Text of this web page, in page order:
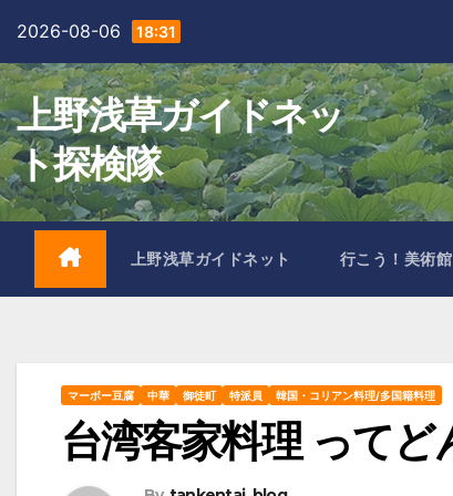
content
2026-08-06 18:31
上野浅草ガイドネッ
ト探検隊
上野浅草ガイドネット 行こう！美術
マーボー豆腐 中華 御徒町 特派員 韓国・コリアン料理/多国籍料理
台湾客家料理 ってど